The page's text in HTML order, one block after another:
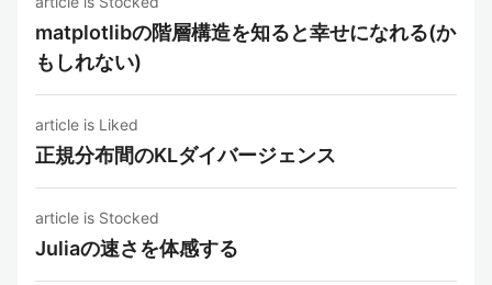
matplotlibの階層構造を知ると幸せになれる(か
もしれない)
article is Liked
正規分布間のKLダイバージェンス
article is Stocked
Juliaの速さを体感する